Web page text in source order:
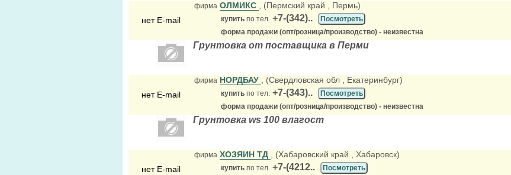
нет E-mail
фирма ОЛМИКС , (Пермский край , Пермь)
купить по тел. +7-(342)..
Посмотреть
форма продажи (опт/розница/производство) - неизвестна
Грунтовка от поставщика в Перми
нет E-mail
фирма НОРДБАУ , (Свердловская обл , Екатеринбург)
купить по тел. +7-(343)..
Посмотреть
форма продажи (опт/розница/производство) - неизвестна
Грунтовка ws 100 влагост
нет E-mail
фирма ХОЗЯИН ТД , (Хабаровский край , Хабаровск)
купить по тел. +7-(4212..
Посмотреть